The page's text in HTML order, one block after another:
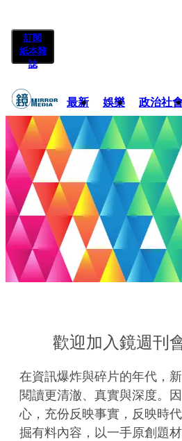
訂閱
紙本雜
誌
最新 娛樂 政治社
歡迎加入鏡週刊
在資訊爆炸與碎片的年代，
閱讀更清澈、真實與深度。
心，充份反映事實，反映時
掘有料內容，以一手原創題